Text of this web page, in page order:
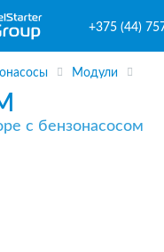
+375 (44)
Модули
с бензонасосом